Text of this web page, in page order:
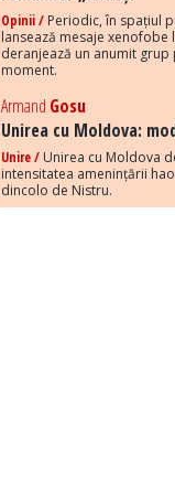
Opinii / Periodic, în spațiul
lansează mesaje
deranjează un anumit
moment.
Armand Gosu
Unirea cu Moldova:
Unire / Unirea cu Moldova
intensitatea amenințării
dincolo de Nistru.